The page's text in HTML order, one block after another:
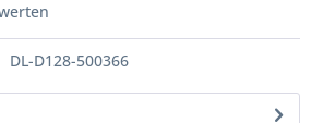
DL-D128-500366